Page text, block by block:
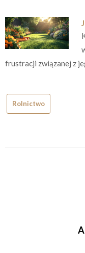
frustracji związanej z
Rolnictwo